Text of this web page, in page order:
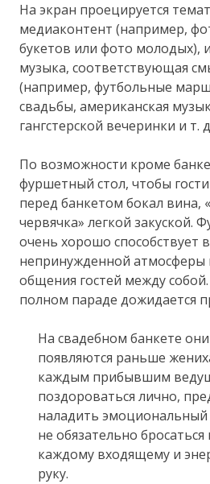
На экран проецируется
медиаконтент (например,
букетов или фото молодых),
музыка, соответствующая
(например, футбольные
свадьбы, американская
гангстерской вечеринки и т.
По возможности кроме
фуршетный стол, чтобы
перед банкетом бокал вина,
червячка» легкой закуской.
очень хорошо способствует
непринужденной атмосферы
общения гостей между
полном параде дожидается
На свадебном банкете
появляются раньше
каждым прибывшим
поздороваться лично,
наладить эмоциональный
не обязательно бросаться
каждому входящему и
руку.